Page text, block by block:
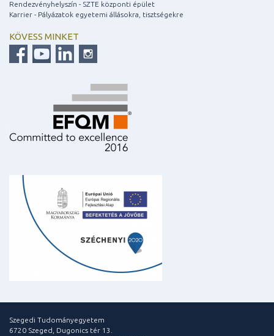
Rendezvényhelyszín - SZTE központi épület
Karrier - Pályázatok egyetemi állásokra, tisztségekre
KÖVESS MINKET
Szegedi Tudományegyetem
6720 Szeged, Dugonics tér 13.